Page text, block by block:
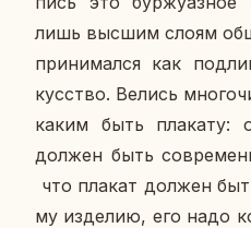
лишь высшим слоям
при­ни­мал­ся как
кус­ство. Велись
каким быть пла­ка­ту:
должен быть
что плакат должен
му из­де­лию, его надо